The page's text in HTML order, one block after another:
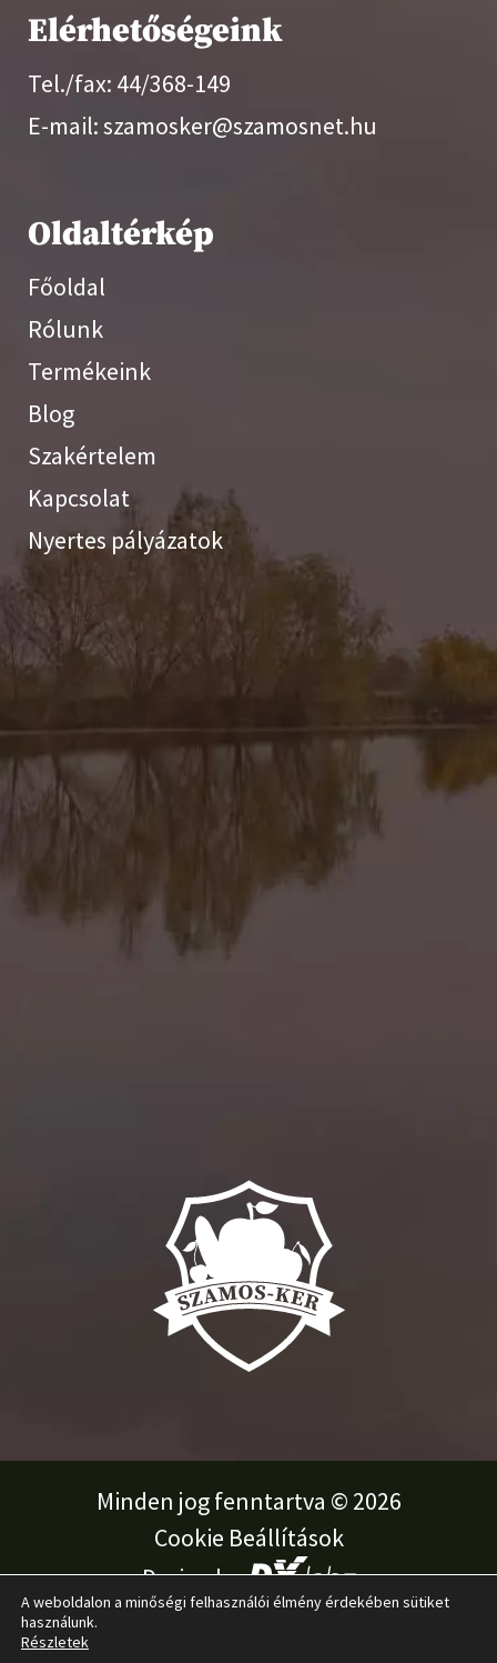
Elérhetőségeink
Tel./fax: 44/368-149
E-mail: szamosker@szamosnet.hu
Oldaltérkép
Főoldal
Rólunk
Termékeink
Blog
Szakértelem
Kapcsolat
Nyertes pályázatok
Minden jog fenntartva © 2026
Cookie Beállítások
Design by
A weboldalon a minőségi felhasználói élmény érdekében sütiket
használunk.
Részletek